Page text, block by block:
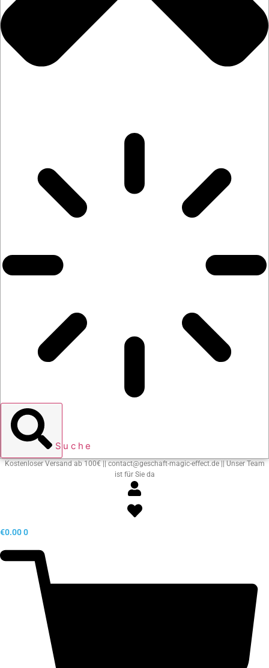
Suche
Kostenloser Versand ab 100€ || contact@geschaft-magic-effect.de || Unser Team
ist für Sie da
€0.000